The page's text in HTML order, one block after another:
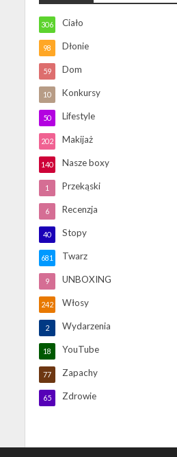
Ciało
306
Dłonie
98
Dom
59
Konkursy
10
Lifestyle
50
Makijaż
202
Nasze boxy
140
Przekąski
1
Recenzja
6
Stopy
40
Twarz
681
UNBOXING
9
Włosy
242
Wydarzenia
2
YouTube
18
Zapachy
77
Zdrowie
65